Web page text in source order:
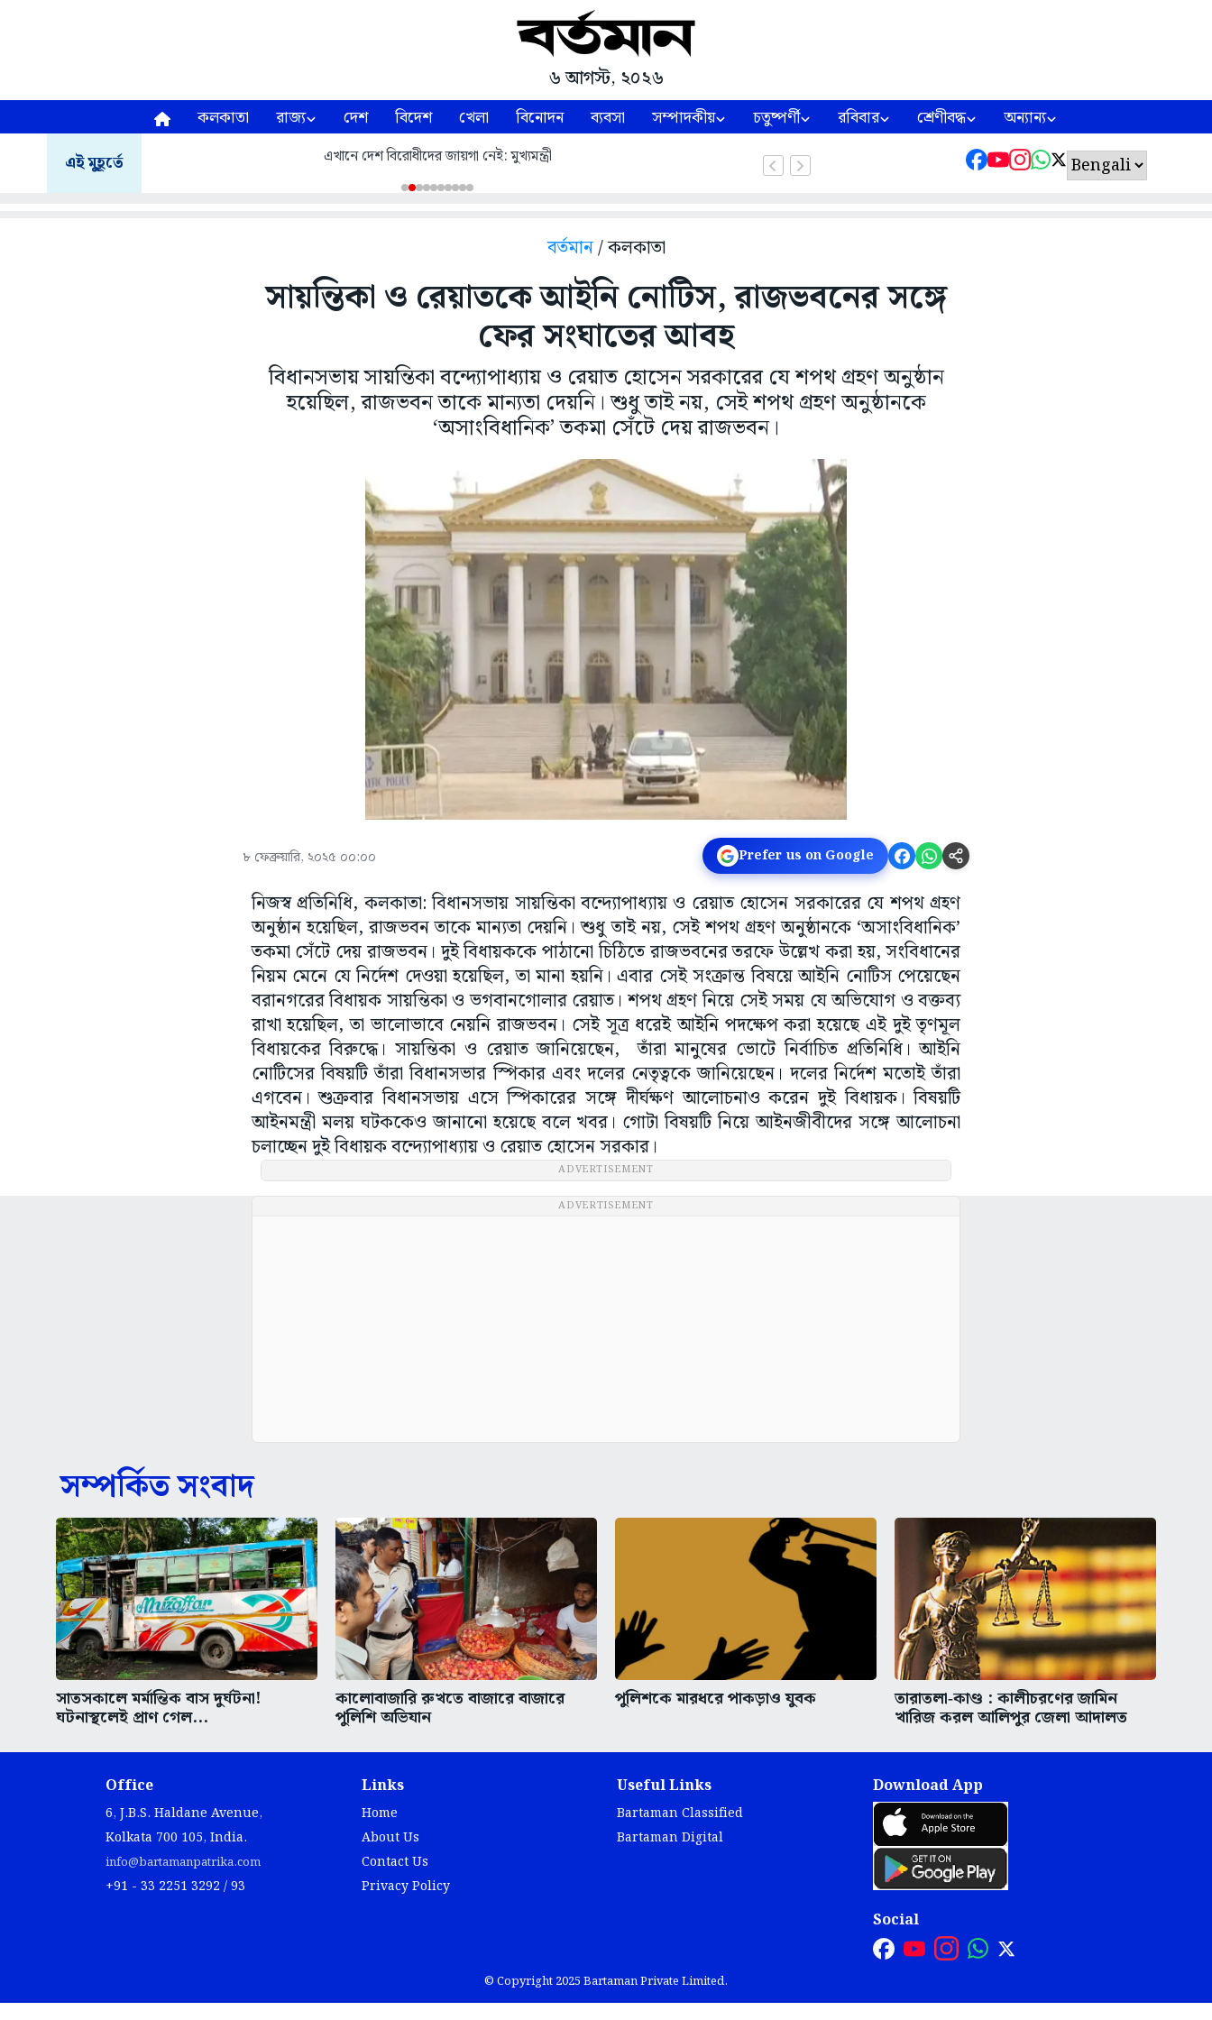
৬ আগস্ট, ২০২৬
কলকাতা রাজ্য দেশ বিদেশ খেলা বিনোদন ব্যবসা সম্পাদকীয় চতুষ্পর্ণী রবিবার শ্রেণীবদ্ধ অন্যান্য
এই মুহূর্তে এখানে দেশ বিরোধীদের জায়গা নেই: মুখ্যমন্ত্রী
বর্তমান/ কলকাতা
সায়ন্তিকা ও রেয়াতকে আইনি নোটিস, রাজভবনের সঙ্গে
ফের সংঘাতের আবহ
বিধানসভায় সায়ন্তিকা বন্দ্যোপাধ্যায় ও রেয়াত হোসেন সরকারের যে শপথ গ্রহণ অনুষ্ঠান
হয়েছিল, রাজভবন তাকে মান্যতা দেয়নি। শুধু তাই নয়, সেই শপথ গ্রহণ অনুষ্ঠানকে
‘অসাংবিধানিক’ তকমা সেঁটে দেয় রাজভবন।
৮ ফেব্রুয়ারি, ২০২৫ ০০:০০ Prefer us on Google
নিজস্ব প্রতিনিধি, কলকাতা: বিধানসভায় সায়ন্তিকা বন্দ্যোপাধ্যায় ও রেয়াত হোসেন সরকারের যে শপথ গ্রহণ
অনুষ্ঠান হয়েছিল, রাজভবন তাকে মান্যতা দেয়নি। শুধু তাই নয়, সেই শপথ গ্রহণ অনুষ্ঠানকে ‘অসাংবিধানিক’
তকমা সেঁটে দেয় রাজভবন। দুই বিধায়ককে পাঠানো চিঠিতে রাজভবনের তরফে উল্লেখ করা হয়, সংবিধানের
নিয়ম মেনে যে নির্দেশ দেওয়া হয়েছিল, তা মানা হয়নি। এবার সেই সংক্রান্ত বিষয়ে আইনি নোটিস পেয়েছেন
বরানগরের বিধায়ক সায়ন্তিকা ও ভগবানগোলার রেয়াত। শপথ গ্রহণ নিয়ে সেই সময় যে অভিযোগ ও বক্তব্য
রাখা হয়েছিল, তা ভালোভাবে নেয়নি রাজভবন। সেই সূত্র ধরেই আইনি পদক্ষেপ করা হয়েছে এই দুই তৃণমূল
বিধায়কের বিরুদ্ধে। সায়ন্তিকা ও রেয়াত জানিয়েছেন, তাঁরা মানুষের ভোটে নির্বাচিত প্রতিনিধি। আইনি
নোটিসের বিষয়টি তাঁরা বিধানসভার স্পিকার এবং দলের নেতৃত্বকে জানিয়েছেন। দলের নির্দেশ মতোই তাঁরা
এগবেন। শুক্রবার বিধানসভায় এসে স্পিকারের সঙ্গে দীর্ঘক্ষণ আলোচনাও করেন দুই বিধায়ক। বিষয়টি
আইনমন্ত্রী মলয় ঘটককেও জানানো হয়েছে বলে খবর। গোটা বিষয়টি নিয়ে আইনজীবীদের সঙ্গে আলোচনা
চলাচ্ছেন দুই বিধায়ক বন্দ্যোপাধ্যায় ও রেয়াত হোসেন সরকার।
ADVERTISEMENT
ADVERTISEMENT
সম্পর্কিত সংবাদ
সাতসকালে মর্মান্তিক বাস দুর্ঘটনা!
ঘটনাস্থলেই প্রাণ গেল...
কালোবাজারি রুখতে বাজারে বাজারে
পুলিশি অভিযান
পুলিশকে মারধরে পাকড়াও যুবক তারাতলা‑কাণ্ড : কালীচরণের জামিন
খারিজ করল আলিপুর জেলা আদালত
Office
6, J.B.S. Haldane Avenue,
Kolkata 700 105, India.
info@bartamanpatrika.com
+91 - 33 2251 3292 / 93
Links
Home
About Us
Contact Us
Privacy Policy
Useful Links
Bartaman Classified
Bartaman Digital
Download App
Social
© Copyright 2025 Bartaman Private Limited.